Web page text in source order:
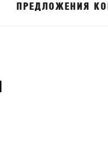
ПРЕДЛОЖЕНИЯ